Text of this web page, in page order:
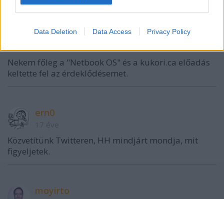
Data Deletion Data Access Privacy Policy
EdgarPE
Nekem főleg a "Netbook OS" és a kukori.ca előadás
keltette fel az érdeklődésemet.
ern0
Közvetítünk Twitteren, HH mindjárt mondja, mit
figyeljetek.
moyirto